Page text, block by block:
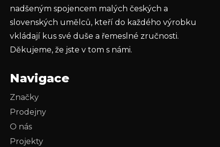
nadšeným spojencem malých českých a
slovenských umělců, kteří do každého výrobku
vkládají kus své duše a řemeslné zručnosti.
Děkujeme, že jste v tom s námi.
Navigace
Značky
Prodejny
O nás
Projekty